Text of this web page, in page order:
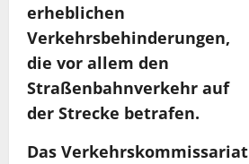
erheblichen
Verkehrsbehinderungen,
die vor allem den
Straßenbahnverkehr auf
der Strecke betrafen.
Das Verkehrskommissariat